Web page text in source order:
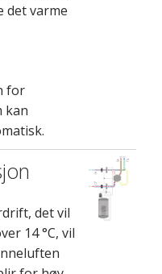
det varme
for
kan
det vil
14 °C, vil